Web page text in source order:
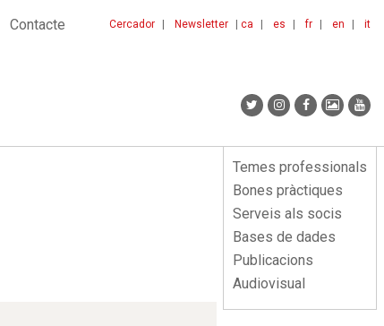
ca es fr en it
Cercador Newsletter
Contacte
Menu
lateral
Temes professionals
Bones pràctiques
Serveis als socis
Bases de dades
Publicacions
Audiovisual